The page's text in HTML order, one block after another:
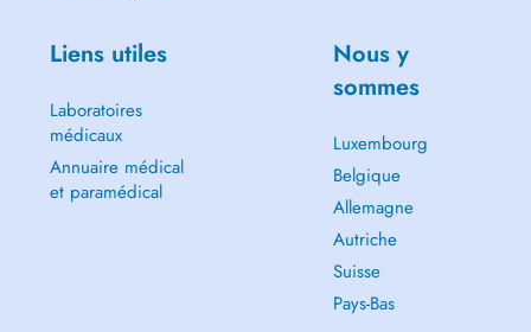
Liens utiles
Laboratoires
médicaux
Annuaire médical
et paramédical
Nous y
sommes
Luxembourg
Belgique
Allemagne
Autriche
Suisse
Pays-Bas